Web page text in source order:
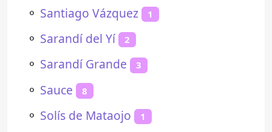
⚬ Santiago Vázquez 1
⚬ Sarandí del Yí 2
⚬ Sarandí Grande 3
⚬ Sauce 8
⚬ Solís de Mataojo 1